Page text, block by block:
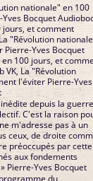
nationale" en 100
Bocquet
jours, et comment
"Révolution
Yves Bocquet
100 jours, et
VK, La "Révolution
l'éviter Pierre-Yves
depuis la
C'est la raison
m'adresse pas à un
ceux, de droite
préoccupés par cette
aux fondements
Pierre-Yves Bocquet
du